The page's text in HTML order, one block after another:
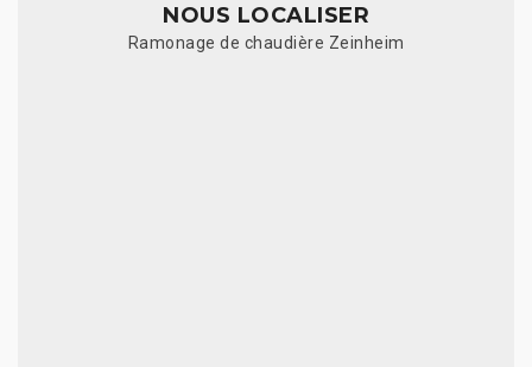
NOUS LOCALISER
Ramonage de chaudière Zeinheim